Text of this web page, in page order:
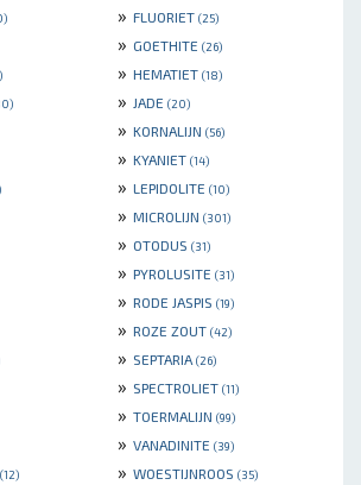
» FLUORIET (25)
» GOETHITE (26)
» HEMATIET (18)
» JADE (20)
» KORNALIJN (56)
» KYANIET (14)
» LEPIDOLITE (10)
» MICROLIJN (301)
» OTODUS (31)
» PYROLUSITE (31)
» RODE JASPIS (19)
» ROZE ZOUT (42)
» SEPTARIA (26)
» SPECTROLIET (11)
» TOERMALIJN (99)
» VANADINITE (39)
(12) » WOESTIJNROOS (35)